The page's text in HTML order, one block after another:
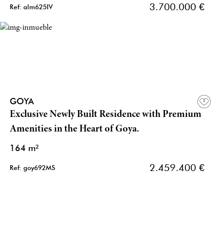
Ref: alm625IV 3.700.000 €
GOYA
Exclusive Newly Built Residence with Premium
Amenities in the Heart of Goya.
164 m²
Ref: goy692MS 2.459.400 €